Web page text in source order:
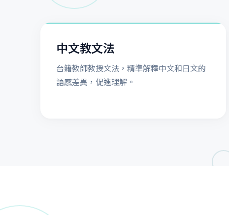
中文教文法
台籍教師教授文法，精準解釋中文和日文的
語感差異，促進理解。